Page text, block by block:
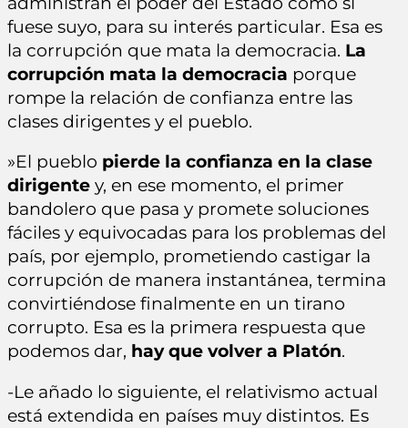
fuese suyo, para su interés particular. Esa es
la corrupción que mata la democracia. La
corrupción mata la democracia porque
rompe la relación de confianza entre las
clases dirigentes y el pueblo.
»El pueblo pierde la confianza en la clase
dirigente y, en ese momento, el primer
bandolero que pasa y promete soluciones
fáciles y equivocadas para los problemas del
país, por ejemplo, prometiendo castigar la
corrupción de manera instantánea, termina
convirtiéndose finalmente en un tirano
corrupto. Esa es la primera respuesta que
podemos dar, hay que volver a Platón.
-Le añado lo siguiente, el relativismo actual
está extendida en países muy distintos. Es